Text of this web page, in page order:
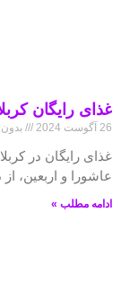
غذای رایگان
26 آگوست 2024 بدون
غذای رایگان در
عاشورا و اربعین،
ادامه مطلب »